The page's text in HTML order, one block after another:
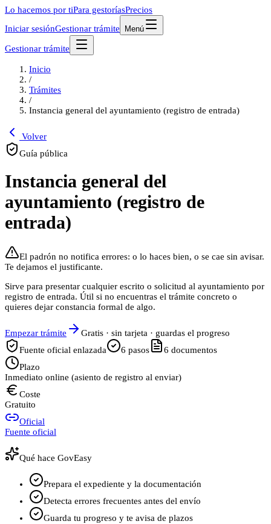
Lo hacemos por tiPara gestoríasPrecios
Iniciar sesiónGestionar trámite Menú
Gestionar trámite
Inicio
/
Trámites
/
Instancia general del ayuntamiento (registro de entrada)
Volver
Guía pública
Instancia general del
ayuntamiento (registro de
entrada)
El padrón no notifica errores: o lo haces bien, o se cae sin avisar.
Te dejamos el justificante.
Sirve para presentar cualquier escrito o solicitud al ayuntamiento por
registro de entrada. Útil si no encuentras el trámite concreto o
quieres dejar constancia formal de algo.
Empezar trámite
Gratis · sin tarjeta · guardas el progreso
Fuente oficial enlazada
6 pasos 6 documentos
Plazo
Inmediato online (asiento de registro al enviar)
Coste
Gratuito
Oficial
Fuente oficial
Qué hace GovEasy
Prepara el expediente y la documentación
Detecta errores frecuentes antes del envío
Guarda tu progreso y te avisa de plazos